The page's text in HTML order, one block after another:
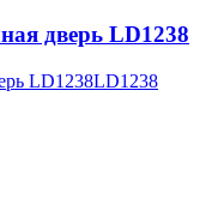
дверь LD1238
LD1238